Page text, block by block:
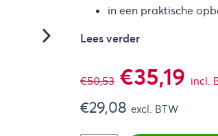
in een praktische
Lees verder
€50,53
prijs
€35,19 incl.
€29,08 excl. BTW